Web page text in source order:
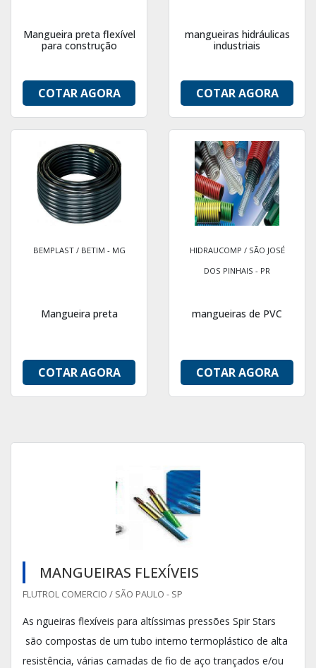
Mangueira preta flexível
para construção
COTAR AGORA
mangueiras hidráulicas
industriais
COTAR AGORA
BEMPLAST / BETIM - MG
Mangueira preta
COTAR AGORA
HIDRAUCOMP / SÃO JOSÉ
DOS PINHAIS - PR
mangueiras de PVC
COTAR AGORA
MANGUEIRAS FLEXÍVEIS
FLUTROL COMERCIO / SÃO PAULO - SP
As ngueiras flexíveis para altíssimas pressões Spir Stars
são compostas de um tubo interno termoplástico de alta
resistência, várias camadas de fio de aço trançados e/ou